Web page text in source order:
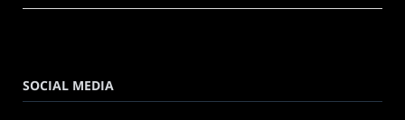
SOCIAL MEDIA